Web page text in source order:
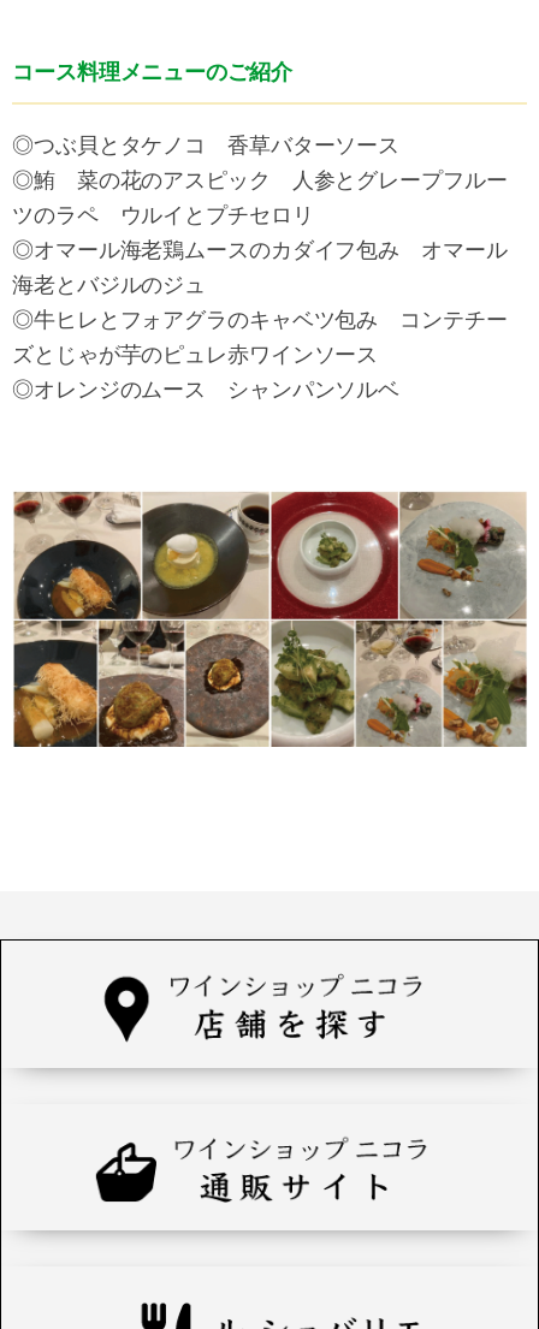
コース料理メニューのご紹介
◎つぶ貝とタケノコ 香草バターソース
◎鮪 菜の花のアスピック 人参とグレープフルー
ツのラペ ウルイとプチセロリ
◎オマール海老鶏ムースのカダイフ包み オマール
海老とバジルのジュ
◎牛ヒレとフォアグラのキャベツ包み コンテチー
ズとじゃが芋のピュレ赤ワインソース
◎オレンジのムース シャンパンソルベ